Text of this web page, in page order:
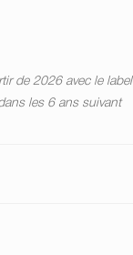
de 2026 avec le label
les 6 ans suivant